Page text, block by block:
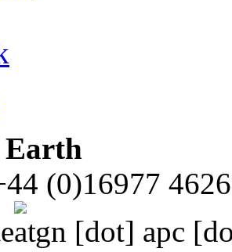
Earth
(0)16977
gn [dot] apc